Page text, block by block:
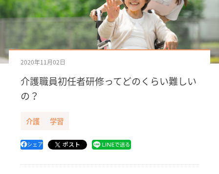
2020年11月02日
介護職員初任者研修ってどのくらい難しい
の？
介護 学習
シェア ポスト